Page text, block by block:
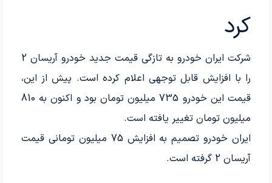
کرد
شرکت ایران خودرو به تازگی قیمت جدید خودرو آریسان 2
را با افزایش قابل توجهی اعلام کرده است. پیش از این،
قیمت این خودرو 735 میلیون تومان بود و اکنون به 810
میلیون تومان تغییر یافته است.
ایران خودرو تصمیم به افزایش 75 میلیون تومانی قیمت
آریسان 2 گرفته است.